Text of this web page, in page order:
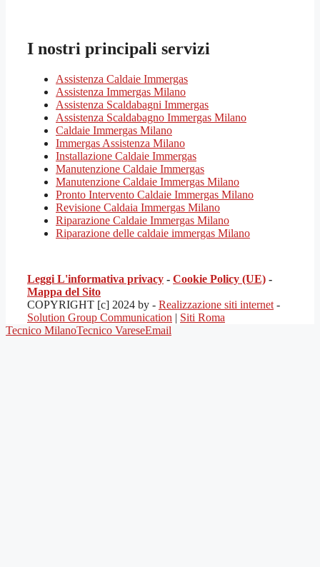
I nostri principali servizi
Assistenza Caldaie Immergas
Assistenza Immergas Milano
Assistenza Scaldabagni Immergas
Assistenza Scaldabagno Immergas Milano
Caldaie Immergas Milano
Immergas Assistenza Milano
Installazione Caldaie Immergas
Manutenzione Caldaie Immergas
Manutenzione Caldaie Immergas Milano
Pronto Intervento Caldaie Immergas Milano
Revisione Caldaia Immergas Milano
Riparazione Caldaie Immergas Milano
Riparazione delle caldaie immergas Milano
Leggi L'informativa privacy - Cookie Policy (UE) -
Mappa del Sito
COPYRIGHT [c] 2024 by - Realizzazione siti internet -
Solution Group Communication | Siti Roma
Tecnico MilanoTecnico VareseEmail